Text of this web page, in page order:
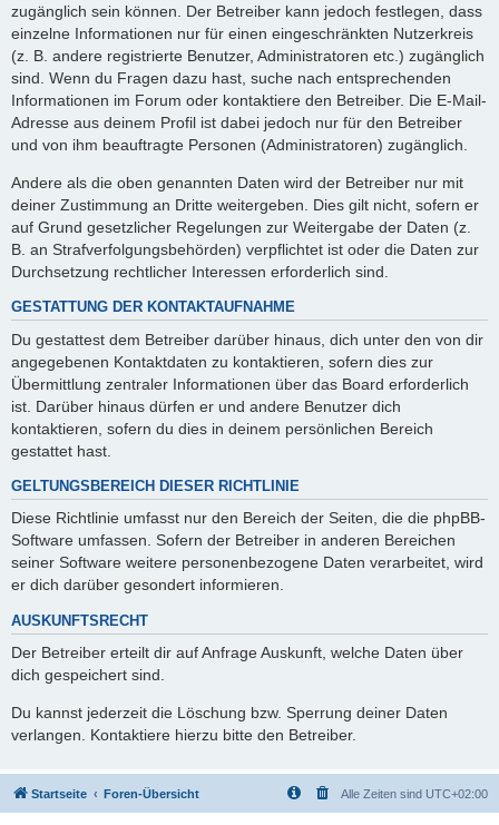
zugänglich sein können. Der Betreiber kann jedoch festlegen, dass
einzelne Informationen nur für einen eingeschränkten Nutzerkreis
(z. B. andere registrierte Benutzer, Administratoren etc.) zugänglich
sind. Wenn du Fragen dazu hast, suche nach entsprechenden
Informationen im Forum oder kontaktiere den Betreiber. Die E-Mail-
Adresse aus deinem Profil ist dabei jedoch nur für den Betreiber
und von ihm beauftragte Personen (Administratoren) zugänglich.
Andere als die oben genannten Daten wird der Betreiber nur mit
deiner Zustimmung an Dritte weitergeben. Dies gilt nicht, sofern er
auf Grund gesetzlicher Regelungen zur Weitergabe der Daten (z.
B. an Strafverfolgungsbehörden) verpflichtet ist oder die Daten zur
Durchsetzung rechtlicher Interessen erforderlich sind.
GESTATTUNG DER KONTAKTAUFNAHME
Du gestattest dem Betreiber darüber hinaus, dich unter den von dir
angegebenen Kontaktdaten zu kontaktieren, sofern dies zur
Übermittlung zentraler Informationen über das Board erforderlich
ist. Darüber hinaus dürfen er und andere Benutzer dich
kontaktieren, sofern du dies in deinem persönlichen Bereich
gestattet hast.
GELTUNGSBEREICH DIESER RICHTLINIE
Diese Richtlinie umfasst nur den Bereich der Seiten, die die phpBB-
Software umfassen. Sofern der Betreiber in anderen Bereichen
seiner Software weitere personenbezogene Daten verarbeitet, wird
er dich darüber gesondert informieren.
AUSKUNFTSRECHT
Der Betreiber erteilt dir auf Anfrage Auskunft, welche Daten über
dich gespeichert sind.
Du kannst jederzeit die Löschung bzw. Sperrung deiner Daten
verlangen. Kontaktiere hierzu bitte den Betreiber.
Startseite Foren-Übersicht Alle Zeiten sind UTC+02:00